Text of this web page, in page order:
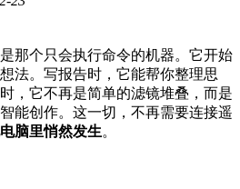
那个只会执行命令的机器。它开始
法。写报告时，它能帮你整理思
，它不再是简单的滤镜堆叠，而是
能创作。这一切，不再需要连接遥
脑里悄然发生。